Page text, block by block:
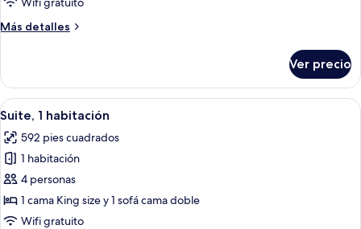
Más detalles
Más
Family
Room
Ver precio
Abrir
todas
las
fotos
de
Suite,
1
Un dormitorio con una cama
10
Suite, 1 habitación
592 pies cuadrados
1 habitación
4 personas
1 cama King size y 1 sofá cama doble
Wifi gratuito